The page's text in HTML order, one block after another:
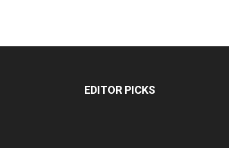
EDITOR PICKS